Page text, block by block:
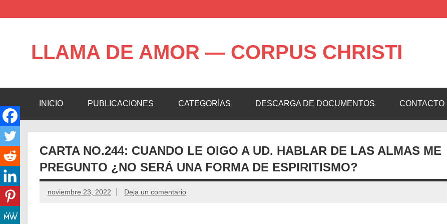
contenido
LLAMA DE AMOR — CORPUS CHRISTI
INICIO PUBLICACIONES CATEGORÍAS DESCARGA DE DOCUMENTOS CONTACTO
CARTA NO.244: CUANDO LE OIGO A UD. HABLAR DE LAS ALMAS ME
PREGUNTO ¿NO SERÁ UNA FORMA DE ESPIRITISMO?
noviembre 23, 2022 Deja un comentario